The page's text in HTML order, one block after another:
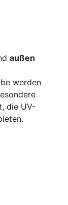
außen
werden
die UV-